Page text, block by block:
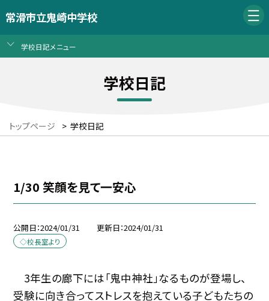
常滑市立鬼崎中学校
学校日記メニュー
学校日記
トップページ > 学校日記
1/30 笑顔を見て一安心
公開日 2024/01/31 更新日 2024/01/31
◇校長室より
3年生の廊下には「鬼中神社」なるものが登場し、
受験に向き合ってストレスを抱えている子どもたちの